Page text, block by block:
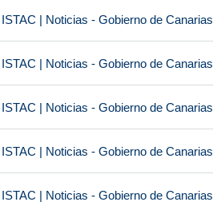
ISTAC | Noticias - Gobierno de Canarias
ISTAC | Noticias - Gobierno de Canarias
ISTAC | Noticias - Gobierno de Canarias
ISTAC | Noticias - Gobierno de Canarias
ISTAC | Noticias - Gobierno de Canarias